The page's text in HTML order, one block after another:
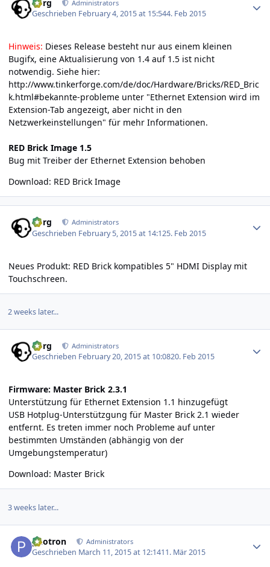
borg Administrators
Geschrieben February 4, 2015 at 15:544. Feb 2015
Hinweis: Dieses Release besteht nur aus einem kleinen
Bugifx, eine Aktualisierung von 1.4 auf 1.5 ist nicht
notwendig. Siehe hier:
http://www.tinkerforge.com/de/doc/Hardware/Bricks/RED_Bric
k.html#bekannte-probleme unter "Ethernet Extension wird im
Extension-Tab angezeigt, aber nicht in den
Netzwerkeinstellungen" für mehr Informationen.
RED Brick Image 1.5
Bug mit Treiber der Ethernet Extension behoben
Download: RED Brick Image
borg Administrators
Geschrieben February 5, 2015 at 14:125. Feb 2015
Neues Produkt: RED Brick kompatibles 5" HDMI Display mit
Touchschreen.
2 weeks later...
borg Administrators
Geschrieben February 20, 2015 at 10:0820. Feb 2015
Firmware: Master Brick 2.3.1
Unterstützung für Ethernet Extension 1.1 hinzugefügt
USB Hotplug-Unterstützgung für Master Brick 2.1 wieder
entfernt. Es treten immer noch Probleme auf unter
bestimmten Umständen (abhängig von der
Umgebungstemperatur)
Download: Master Brick
3 weeks later...
photron Administrators
Geschrieben March 11, 2015 at 12:1411. Mär 2015